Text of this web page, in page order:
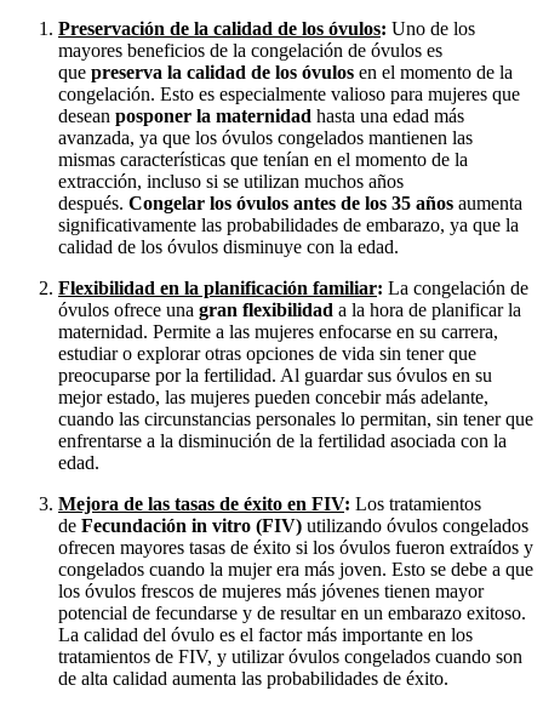
Preservación de la calidad de los óvulos: Uno de los
mayores beneficios de la congelación de óvulos es
que preserva la calidad de los óvulos en el momento de la
congelación. Esto es especialmente valioso para mujeres que
desean posponer la maternidad hasta una edad más
avanzada, ya que los óvulos congelados mantienen las
mismas características que tenían en el momento de la
extracción, incluso si se utilizan muchos años
después. Congelar los óvulos antes de los 35 años aumenta
significativamente las probabilidades de embarazo, ya que la
calidad de los óvulos disminuye con la edad.
Flexibilidad en la planificación familiar: La congelación de
óvulos ofrece una gran flexibilidad a la hora de planificar la
maternidad. Permite a las mujeres enfocarse en su carrera,
estudiar o explorar otras opciones de vida sin tener que
preocuparse por la fertilidad. Al guardar sus óvulos en su
mejor estado, las mujeres pueden concebir más adelante,
cuando las circunstancias personales lo permitan, sin tener que
enfrentarse a la disminución de la fertilidad asociada con la
edad.
Mejora de las tasas de éxito en FIV: Los tratamientos
de Fecundación in vitro (FIV) utilizando óvulos congelados
ofrecen mayores tasas de éxito si los óvulos fueron extraídos y
congelados cuando la mujer era más joven. Esto se debe a que
los óvulos frescos de mujeres más jóvenes tienen mayor
potencial de fecundarse y de resultar en un embarazo exitoso.
La calidad del óvulo es el factor más importante en los
tratamientos de FIV, y utilizar óvulos congelados cuando son
de alta calidad aumenta las probabilidades de éxito.